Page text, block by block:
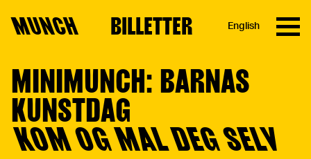
MUNCH BILLETTER English
MINIMUNCH: BARNAS
KUNSTDAG
KOM OG MAL DEG SELV